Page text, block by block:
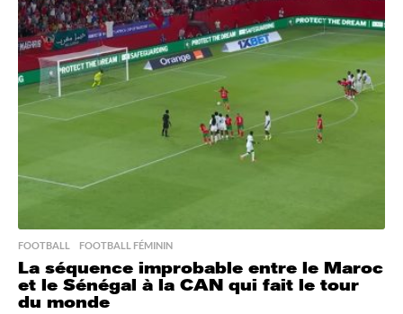
s
a
g
o
FOOTBALL ,FOOTBALL FÉMININ
La séquence improbable entre le Maroc
et le Sénégal à la CAN qui fait le tour
du monde